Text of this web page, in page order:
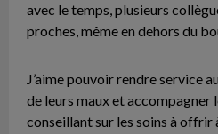
avec le temps, plusieurs
proches, même en dehors du
J’aime pouvoir rendre service
de leurs maux et accompagner
conseillant sur les soins à offrir